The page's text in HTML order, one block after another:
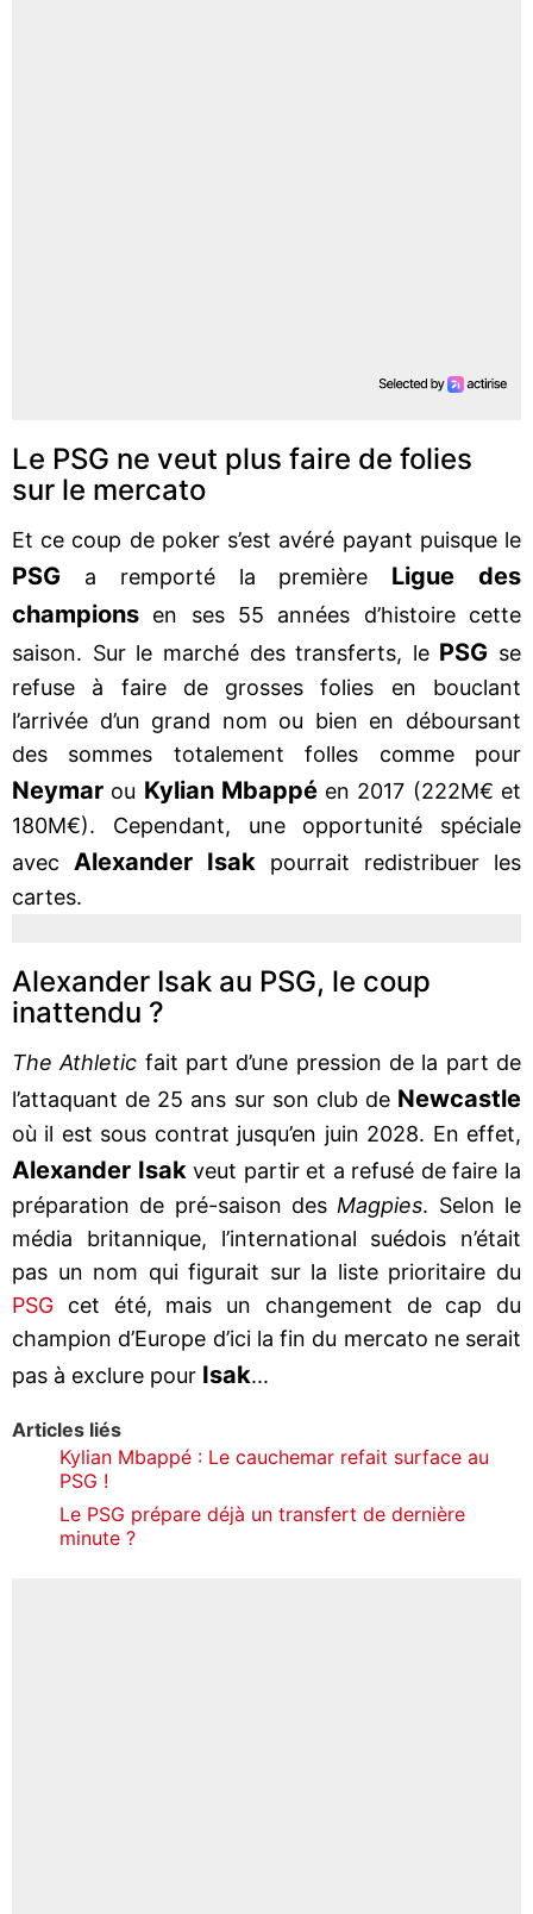
Le PSG ne veut plus faire de folies
sur le mercato
Et ce coup de poker s’est avéré payant puisque le
PSG a remporté la première Ligue des
champions en ses 55 années d’histoire cette
saison. Sur le marché des transferts, le PSG se
refuse à faire de grosses folies en bouclant
l’arrivée d’un grand nom ou bien en déboursant
des sommes totalement folles comme pour
Neymar ou Kylian Mbappé en 2017 (222M€ et
180M€). Cependant, une opportunité spéciale
avec Alexander Isak
pourrait redistribuer les
cartes.
Alexander Isak au PSG, le coup
inattendu ?
The Athletic fait part d’une pression de la part de
l’attaquant de 25 ans sur son club de Newcastle
où il est sous contrat jusqu’en juin 2028. En effet,
Alexander Isakveut partir et a refusé de faire la
préparation de pré-saison des Magpies. Selon le
média britannique, l’international suédois n’était
pas un nom qui figurait sur la liste prioritaire du
PSG cet été, mais un changement de cap du
champion d’Europe d’ici la fin du mercato ne serait
pas à exclure pour Isak...
Articles liés
Kylian Mbappé : Le cauchemar refait surface au
PSG !
Le PSG prépare déjà un transfert de dernière
minute ?